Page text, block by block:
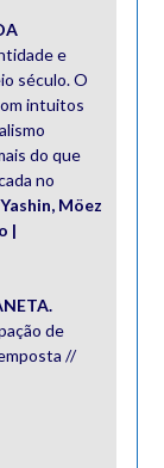
e
século. O
intuitos
do que
no
Möez
|
de
//